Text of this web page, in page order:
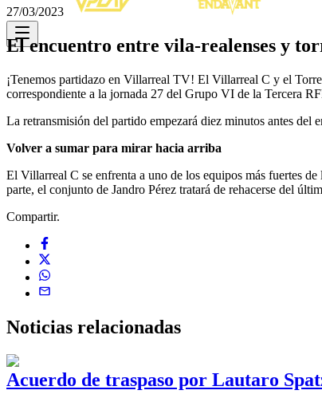
27/03/2023
El encuentro entre vila-realenses y
¡Tenemos partidazo en Villarreal TV! El Villarreal C y el
correspondiente a la jornada 27 del Grupo VI de la Tercera
La retransmisión del partido empezará diez minutos antes
Volver a sumar para mirar hacia arriba
El Villarreal C se enfrenta a uno de los equipos más fuertes
parte, el conjunto de Jandro Pérez tratará de rehacerse del
Compartir.
Noticias relacionadas
Acuerdo de traspaso por Lautaro